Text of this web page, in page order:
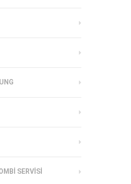
SERVISI